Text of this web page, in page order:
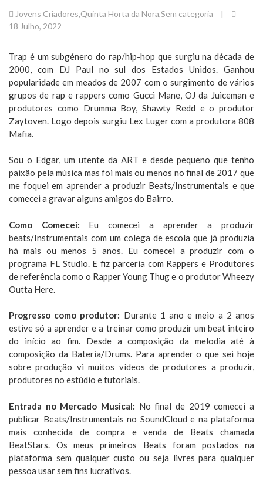
Jovens Criadores,Quinta Horta da Nora,Sem categoria
|
18 Julho, 2022
Trap é um subgénero do rap/hip-hop que surgiu na década de
2000, com DJ Paul no sul dos Estados Unidos. Ganhou
popularidade em meados de 2007 com o surgimento de vários
grupos de rap e rappers como Gucci Mane, OJ da Juiceman e
produtores como Drumma Boy, Shawty Redd e o produtor
Zaytoven. Logo depois surgiu Lex Luger com a produtora 808
Mafia.
Sou o Edgar, um utente da ART e desde pequeno que tenho
paixão pela música mas foi mais ou menos no final de 2017 que
me foquei em aprender a produzir Beats/Instrumentais e que
comecei a gravar alguns amigos do Bairro.
Como Comecei: Eu comecei a aprender a produzir
beats/Instrumentais com um colega de escola que já produzia
há mais ou menos 5 anos. Eu comecei a produzir com o
programa FL Studio. E fiz parceria com Rappers e Produtores
de referência como o Rapper Young Thug e o produtor Wheezy
Outta Here.
Progresso como produtor: Durante 1 ano e meio a 2 anos
estive só a aprender e a treinar como produzir um beat inteiro
do início ao fim. Desde a composição da melodia até à
composição da Bateria/Drums. Para aprender o que sei hoje
sobre produção vi muitos vídeos de produtores a produzir,
produtores no estúdio e tutoriais.
Entrada no Mercado Musical: No final de 2019 comecei a
publicar Beats/Instrumentais no SoundCloud e na plataforma
mais conhecida de compra e venda de Beats chamada
BeatStars. Os meus primeiros Beats foram postados na
plataforma sem qualquer custo ou seja livres para qualquer
pessoa usar sem fins lucrativos.